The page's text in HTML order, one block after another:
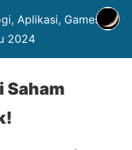
Aplikasi, Games,
2024
Saham